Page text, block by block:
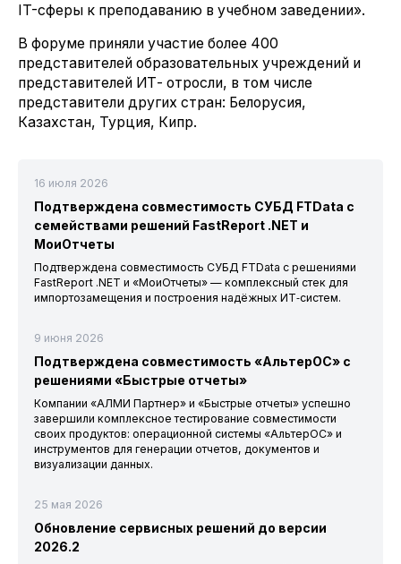
IT-сферы к преподаванию в учебном заведении».
В форуме приняли участие более 400
представителей образовательных учреждений и
представителей ИТ- отросли, в том числе
представители других стран: Белорусия,
Казахстан, Турция, Кипр.
16 июля 2026
Подтверждена совместимость СУБД FTData с
семействами решений FastReport .NET и
МоиОтчеты
Подтверждена совместимость СУБД FTData с решениями
FastReport .NET и «МоиОтчеты» — комплексный стек для
импортозамещения и построения надёжных ИТ‑систем.
9 июня 2026
Подтверждена совместимость «АльтерОС» с
решениями «Быстрые отчеты»
Компании «АЛМИ Партнер» и «Быстрые отчеты» успешно
завершили комплексное тестирование совместимости
своих продуктов: операционной системы «АльтерОС» и
инструментов для генерации отчетов, документов и
визуализации данных.
25 мая 2026
Обновление сервисных решений до версии
2026.2